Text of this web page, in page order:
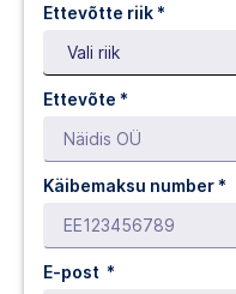
Ettevõtte riik *
Ettevõte *
Käibemaksu number *
E-post *